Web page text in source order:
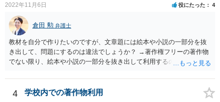
ていますが、学校名を特定する根拠が不明でデマの可能性がある場
合、その高校名を拡散する行為は不適切と思われます。私学の場合、
学校法人の名誉を毀損したとして損害賠償を求められる可能性も否定
できません。
2022年11月6日 役にたった 4
倉田 勲 弁護士
教材を自分で作りたいのですが、文章題には絵本や小説の一部分を抜
き出して、問題にするのは違法でしょうか？ →著作権フリーの著作物
でない限り、絵本や小説の一部分を抜き出して利用するのは著作権法
4 学校内での著作物利用